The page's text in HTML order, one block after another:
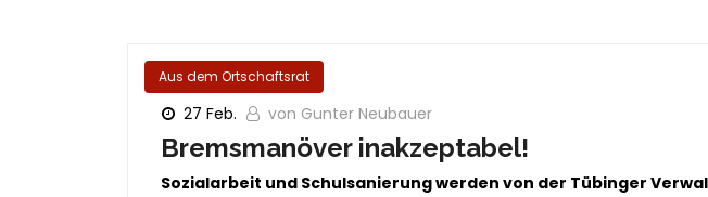
Aus dem Ortschaftsrat
27 Feb. von Gunter Neubauer
Bremsmanöver inakzeptabel!
Sozialarbeit und Schulsanierung werden von der Tübinger